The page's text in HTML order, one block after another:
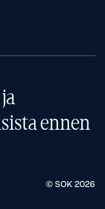
ennen
© SOK 2026